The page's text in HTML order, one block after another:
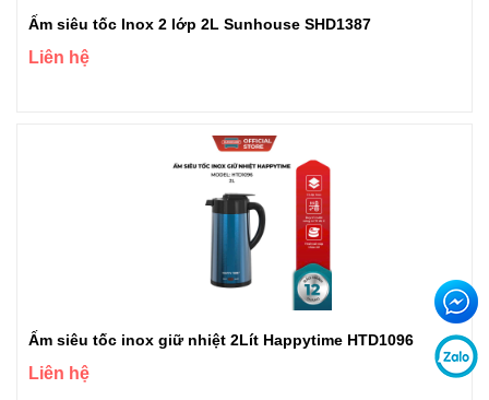
Ấm siêu tốc Inox 2 lớp 2L Sunhouse SHD1387
Liên hệ
Ấm siêu tốc inox giữ nhiệt 2Lít Happytime HTD1096
Liên hệ